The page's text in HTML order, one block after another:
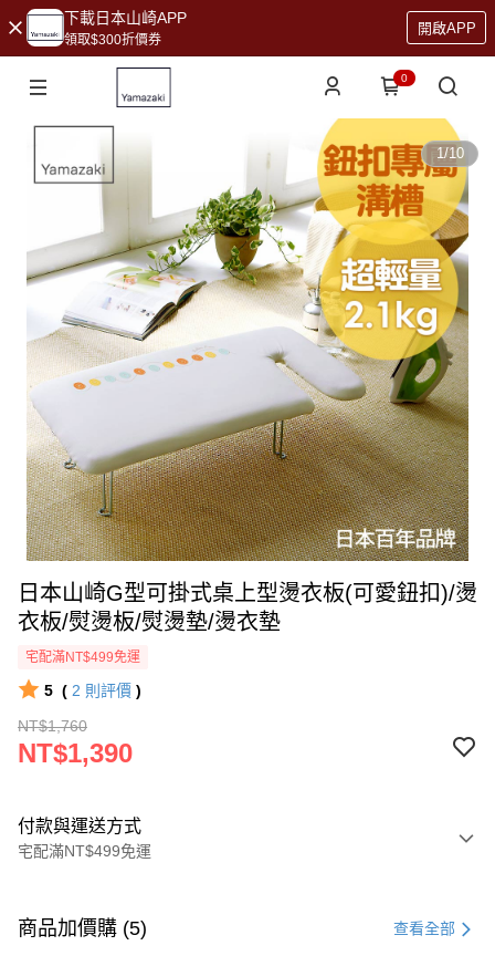
下載日本山崎APP
領取$300折價券
開啟APP
0
1/10
日本山崎G型可掛式桌上型燙衣板(可愛鈕扣)/燙
衣板/熨燙板/熨燙墊/燙衣墊
宅配滿NT$499免運
5 ( 2 則評價 )
NT$1,760
NT$1,390
付款與運送方式
宅配滿NT$499免運
信用卡一次付款
商品加價購 (5) 查看全部